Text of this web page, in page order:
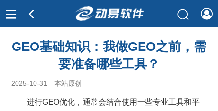
GEO基础知识：我做GEO之前，需
要准备哪些工具？
2025-10-31 本站原创
进行GEO优化，通常会结合使用一些专业工具和平